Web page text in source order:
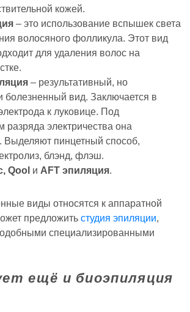
кожей.
– это использование вспышек света
волосяного фолликула. Этот вид
для удаления волос на
– результативный, но
болезненный вид. Заключается в
к луковице. Под
разряда электричества она
Выделяют пинцетный способ,
блэнд, флэш.
Qool и AFT эпиляция.
виды относятся к аппаратной
предложить студия эпиляции,
специализированными
ещё и биоэпиляция